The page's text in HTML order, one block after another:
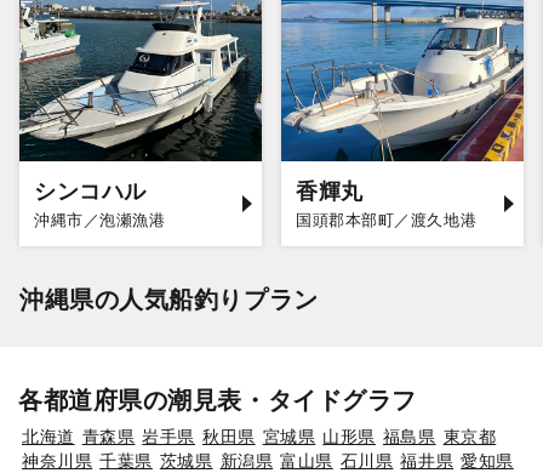
シンコハル
沖縄市／泡瀬漁港
香輝丸
国頭郡本部町／渡久地港
沖縄県の人気船釣りプラン
各都道府県の潮見表・タイドグラフ
北海道 青森県 岩手県 秋田県 宮城県 山形県 福島県 東京都
神奈川県 千葉県 茨城県 新潟県 富山県 石川県 福井県 愛知県